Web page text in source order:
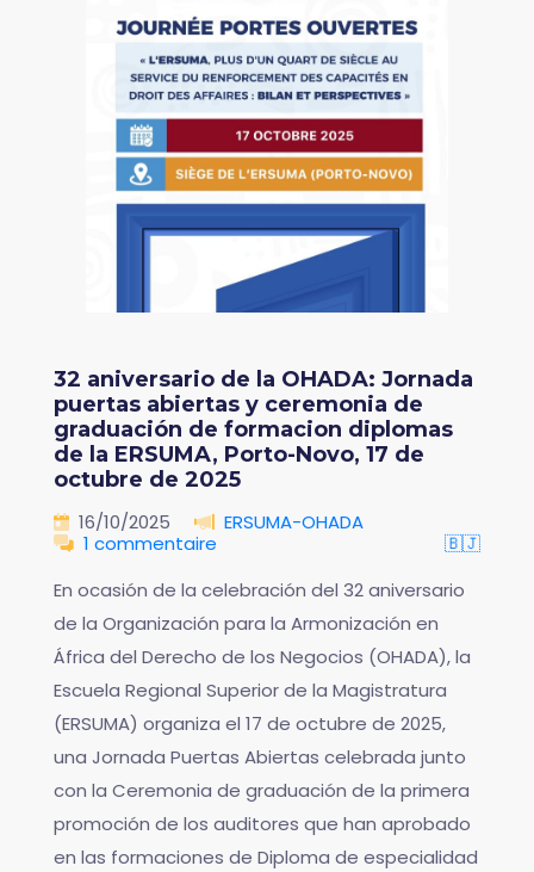
32 aniversario de la OHADA: Jornada
puertas abiertas y ceremonia de
graduación de formacion diplomas
de la ERSUMA, Porto-Novo, 17 de
octubre de 2025
16/10/2025
ERSUMA-OHADA
1 commentaire
🇧🇯
En ocasión de la celebración del 32 aniversario
de la Organización para la Armonización en
África del Derecho de los Negocios (OHADA), la
Escuela Regional Superior de la Magistratura
(ERSUMA) organiza el 17 de octubre de 2025,
una Jornada Puertas Abiertas celebrada junto
con la Ceremonia de graduación de la primera
promoción de los auditores que han aprobado
en las formaciones de Diploma de especialidad